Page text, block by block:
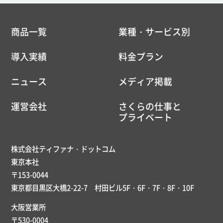
商品一覧
業種・サービス別
導入実績
料金プラン
ニュース
メディア掲載
運営会社
さくらの仕事と
プライベート
株式会社ティファナ・ドットコム
東京本社
〒153-0044
東京都目黒区大橋2-22-7 村田ビル5F・6F・7F・8F・10F
大阪営業所
〒530-0004